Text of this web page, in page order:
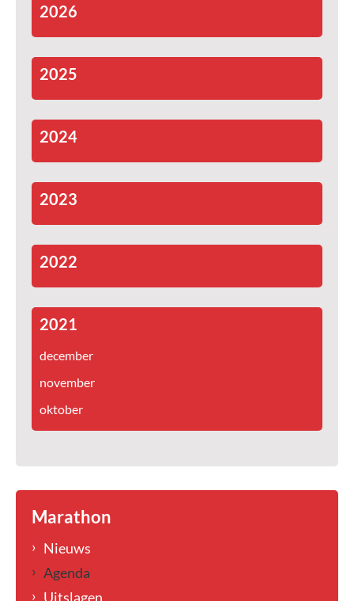
2026
2025
2024
2023
2022
2021
december
november
oktober
Marathon
Nieuws
Agenda
Uitslagen